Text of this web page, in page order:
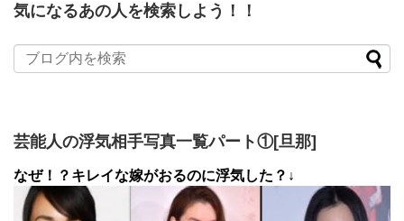
気になるあの人を検索しよう！！
芸能人の浮気相手写真一覧パート①[旦那]
なぜ！？キレイな嫁がおるのに浮気した？↓